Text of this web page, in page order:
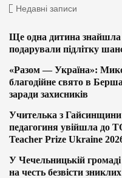
Недавні записи
Ще одна дитина знайшла
подарували підлітку
«Разом — Україна»:
благодійне свято в
заради захисників
Учителька з
педагогиня увійшла до
Teacher Prize Ukraine
У Чечельницькій
на честь безвісти